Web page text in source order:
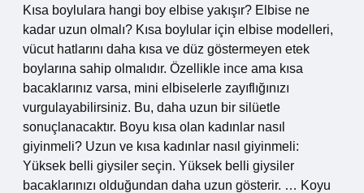
Kısa boylulara hangi boy elbise yakışır? Elbise ne
kadar uzun olmalı? Kısa boylular için elbise modelleri,
vücut hatlarını daha kısa ve düz göstermeyen etek
boylarına sahip olmalıdır. Özellikle ince ama kısa
bacaklarınız varsa, mini elbiselerle zayıflığınızı
vurgulayabilirsiniz. Bu, daha uzun bir silüetle
sonuçlanacaktır. Boyu kısa olan kadınlar nasıl
giyinmeli? Uzun ve kısa kadınlar nasıl giyinmeli:
Yüksek belli giysiler seçin. Yüksek belli giysiler
bacaklarınızı olduğundan daha uzun gösterir. … Koyu